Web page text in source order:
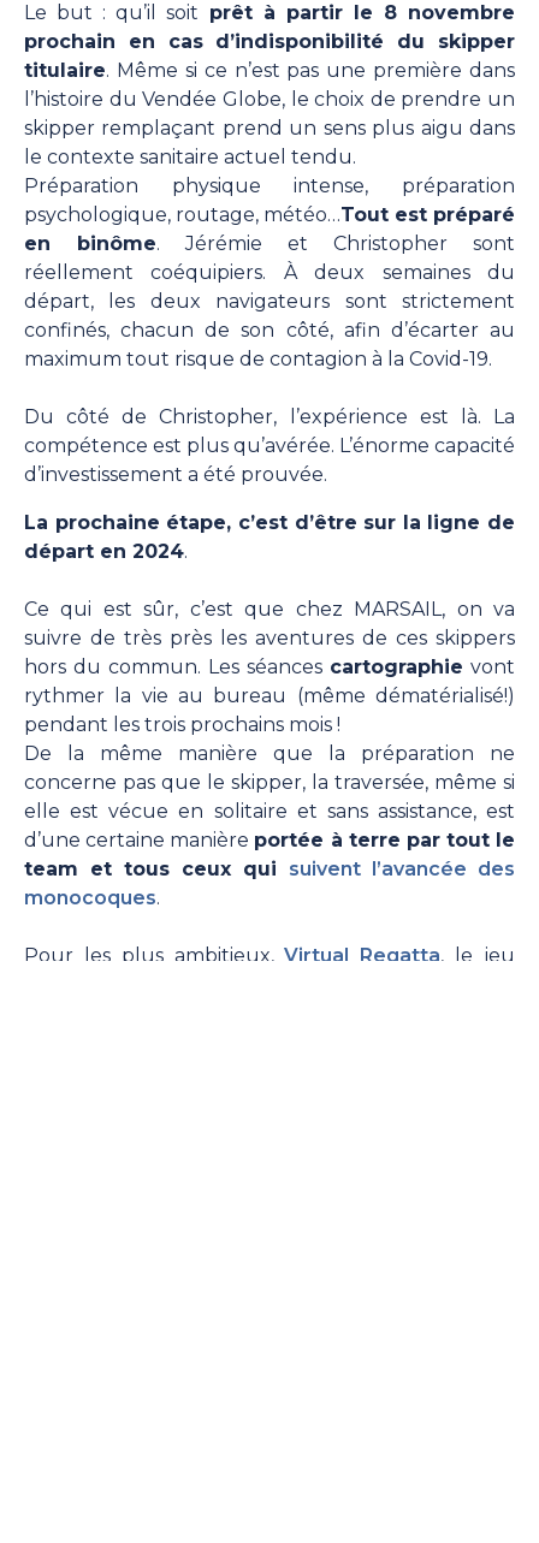
Le but : qu’il soit prêt à partir le 8 novembre
prochain en cas d’indisponibilité du skipper
titulaire. Même si ce n’est pas une première dans
l’histoire du Vendée Globe, le choix de prendre un
skipper remplaçant prend un sens plus aigu dans
le contexte sanitaire actuel tendu.
Préparation physique intense, préparation
psychologique, routage, météo…Tout est préparé
en binôme. Jérémie et Christopher sont
réellement coéquipiers. À deux semaines du
départ, les deux navigateurs sont strictement
confinés, chacun de son côté, afin d’écarter au
maximum tout risque de contagion à la Covid-19.
Du côté de Christopher, l’expérience est là. La
compétence est plus qu’avérée. L’énorme capacité
d’investissement a été prouvée.
La prochaine étape, c’est d’être sur la ligne de
départ en 2024.
Ce qui est sûr, c’est que chez MARSAIL, on va
suivre de très près les aventures de ces skippers
hors du commun. Les séances cartographie vont
rythmer la vie au bureau (même dématérialisé!)
pendant les trois prochains mois !
De la même manière que la préparation ne
concerne pas que le skipper, la traversée, même si
elle est vécue en solitaire et sans assistance, est
d’une certaine manière portée à terre par tout le
team et tous ceux qui suivent l’avancée des
monocoques.
Pour les plus ambitieux,Virtual Regatta, le jeu